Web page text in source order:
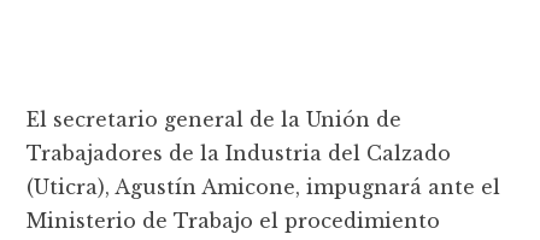
El secretario general de la Unión de
Trabajadores de la Industria del Calzado
(Uticra), Agustín Amicone, impugnará ante el
Ministerio de Trabajo el procedimiento